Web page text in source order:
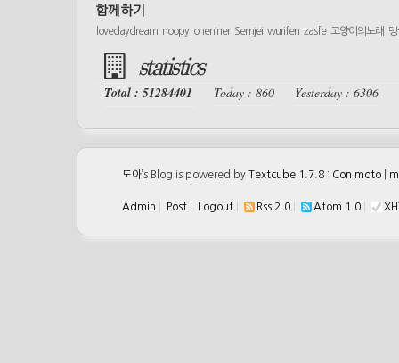
함께하기
lovedaydream noopy oneniner Semjei wurifen zasfe 고양이의노래
statistics
Total : 51284401 Today : 860 Yesterday : 6306
도아’s Blog is powered by Textcube 1.7.8 : Con moto
Admin Post Logout Rss 2.0 Atom 1.0